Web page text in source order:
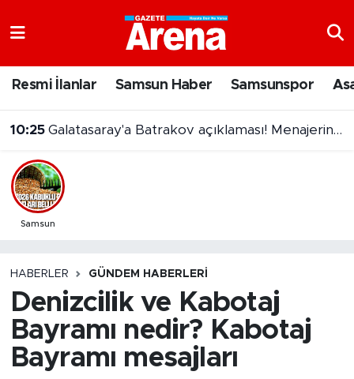
Resmi İlanlar Samsun Haber Samsunspor
10:25 Galatasaray'a Batrakov açıklaması! Menajerinden transfer iddialarına net yanıt
Samsun
HABERLER GÜNDEM HABERLERI
Denizcilik ve Kabotaj
Bayramı nedir? Kabotaj
Bayramı mesajları
Samsun Namaz Vakitleri
Trafik Durumu
Süper Lig Puan Durumu ve Fikstür
Son Dakika Haberleri
Haber Arşivi